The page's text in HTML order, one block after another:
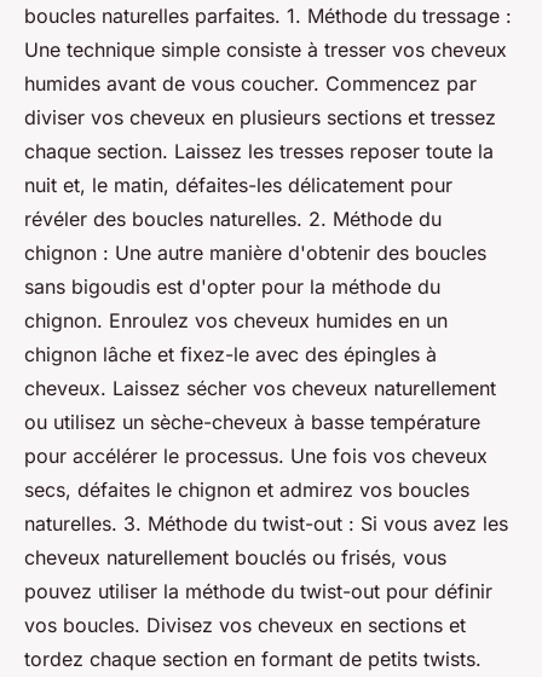
boucles naturelles parfaites. 1. Méthode du tressage :
Une technique simple consiste à tresser vos cheveux
humides avant de vous coucher. Commencez par
diviser vos cheveux en plusieurs sections et tressez
chaque section. Laissez les tresses reposer toute la
nuit et, le matin, défaites-les délicatement pour
révéler des boucles naturelles. 2. Méthode du
chignon : Une autre manière d'obtenir des boucles
sans bigoudis est d'opter pour la méthode du
chignon. Enroulez vos cheveux humides en un
chignon lâche et fixez-le avec des épingles à
cheveux. Laissez sécher vos cheveux naturellement
ou utilisez un sèche-cheveux à basse température
pour accélérer le processus. Une fois vos cheveux
secs, défaites le chignon et admirez vos boucles
naturelles. 3. Méthode du twist-out : Si vous avez les
cheveux naturellement bouclés ou frisés, vous
pouvez utiliser la méthode du twist-out pour définir
vos boucles. Divisez vos cheveux en sections et
tordez chaque section en formant de petits twists.